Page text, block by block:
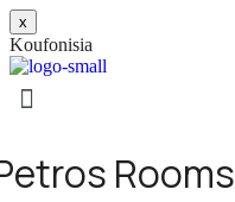
x
Koufonisia
Rooms